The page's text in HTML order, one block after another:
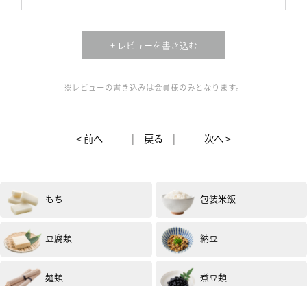
30代 評価 :★★★★★
柚子胡椒は大好きでよく使うのですが、市販のものとは
辛みは強いですが、柚子の爽やかさがとても良いです。
(試食モニター)
ゆず胡椒が好きなのでいろいろ食べていますが、このゆ
ず胡椒はとても辛くて好みでした。
これくらい辛いとうれしいと思えるほどです。
風味がよくていろんな料理にあいました。
特に気に入った使い方がお好み焼きです。
このゆず胡椒を加えると本当においしく味が変わりま
+ レビューを書き込む
※レビューの書き込みは会員様のみとなります。
< 前へ | 戻る | 次へ >
もち 包装米飯
豆腐類 納豆
麺類 煮豆類